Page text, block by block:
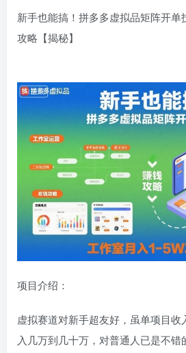
新手也能搞！拼多多虚拟品矩阵开单
攻略【揭秘】
项目介绍：
虚拟赛道对新手超友好，虽单项目
入几万到几十万，对普通人已是不错